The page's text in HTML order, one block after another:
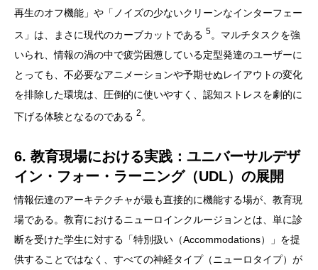
再生のオフ機能」や「ノイズの少ないクリーンなインターフェー
ス」は、まさに現代のカーブカットである 5。マルチタスクを強
いられ、情報の渦の中で疲労困憊している定型発達のユーザーに
とっても、不必要なアニメーションや予期せぬレイアウトの変化
を排除した環境は、圧倒的に使いやすく、認知ストレスを劇的に
下げる体験となるのである 2 。
6. 教育現場における実践：ユニバーサルデザ
イン・フォー・ラーニング（UDL）の展開
情報伝達のアーキテクチャが最も直接的に機能する場が、教育現
場である。教育におけるニューロインクルージョンとは、単に診
断を受けた学生に対する「特別扱い（Accommodations）」を提
供することではなく、すべての神経タイプ（ニューロタイプ）が